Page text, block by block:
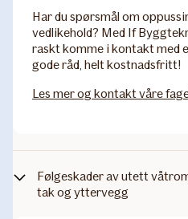
Har du spørsmål om
vedlikehold? Med If
raskt komme i kontakt med
gode råd, helt kostnadsfritt!
Les mer og kontakt våre
Følgeskader av utett
tak og yttervegg